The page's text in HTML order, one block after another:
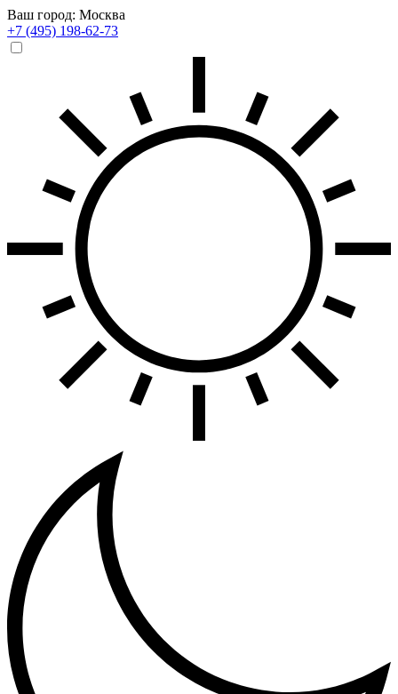
Ваш город: Москва
+7 (495) 198-62-73